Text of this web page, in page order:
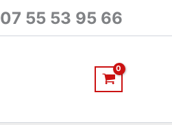
07 55 53 95 66